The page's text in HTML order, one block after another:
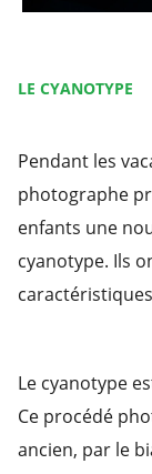
LE CYANOTYPE
Pendant les
photographe
enfants une
cyanotype. Ils
Le cyanotype
Ce procédé
ancien, par le